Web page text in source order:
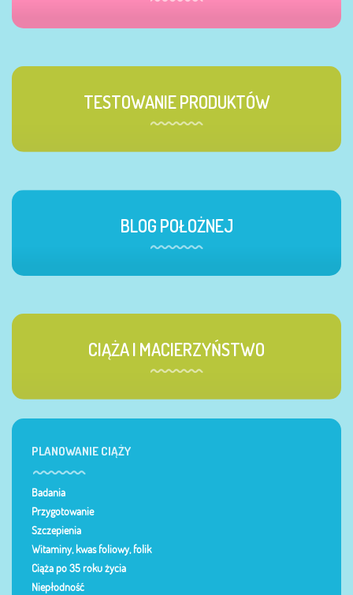
TESTOWANIE PRODUKTÓW
BLOG POŁOŻNEJ
CIĄŻA I MACIERZYŃSTWO
PLANOWANIE CIĄŻY
Badania
Przygotowanie
Szczepienia
Witaminy, kwas foliowy, folik
Ciąża po 35 roku życia
Niepłodność